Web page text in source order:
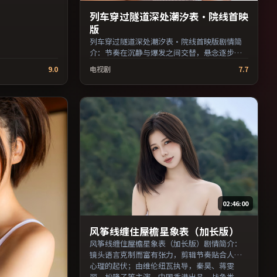
9.0
列车穿过隧道深处潮汐表·院线首映
版
列车穿过隧道深处潮汐表·院线首映版剧情简
介：节奏在沉静与爆发之间交替，悬念逐步揭
开却保留开放式回味；由理查德·林克莱特执
导，役所广司、妻夫木聪、全度妍等主演，中
国台湾出品，犯罪类型，2017年上映 / 2017年4
月20日于中国台湾地区院线首映，网络平台同
步更新片源。整体观感沉稳耐看，适合反复品
味台词与镜头。（国产影视资源大全免费条目
索引，支持片名与演员交叉检索。）
电视剧 7.7
02:46:00
风筝线缠住屋檐星象表（加长版）
风筝线缠住屋檐星象表（加长版）剧情简介：
镜头语言克制而富有张力，剪辑节奏贴合人物
心理的起伏；由维伦纽瓦执导，秦昊、蒋雯